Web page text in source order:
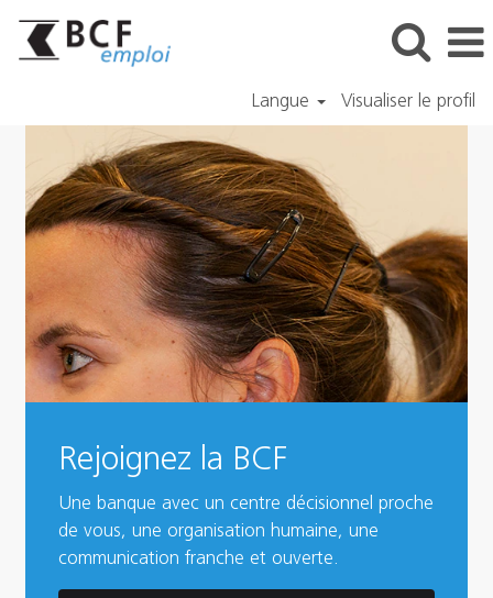
Langue Visualiser le profil
Rejoignez la BCF
Une banque avec un centre décisionnel proche
de vous, une organisation humaine, une
communication franche et ouverte.